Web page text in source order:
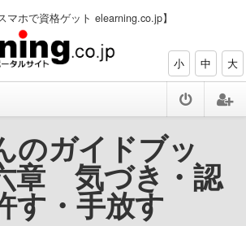
マホで資格ゲット elearning.co.jp】
小 中 大
のガイドブッ
章 気づき・認
す・手放す